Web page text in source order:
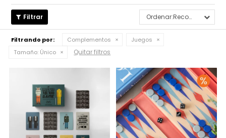
Recomendados
Filtrando por: Complementos
Juegos
Tamaño: Único Quitar filtros